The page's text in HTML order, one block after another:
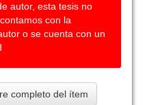
autor, esta tesis no
con la
o se cuenta con un
completo del ítem